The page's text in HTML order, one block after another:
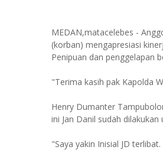
MEDAN,matacelebes -
(korban) mengapresiasi
Penipuan dan penggelapan
"Terima kasih pak Kapolda
Henry Dumanter
ini Jan Danil sudah
"Saya yakin Inisial JD